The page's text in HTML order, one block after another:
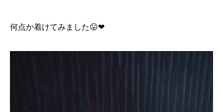
何点か着けてみました😛❤